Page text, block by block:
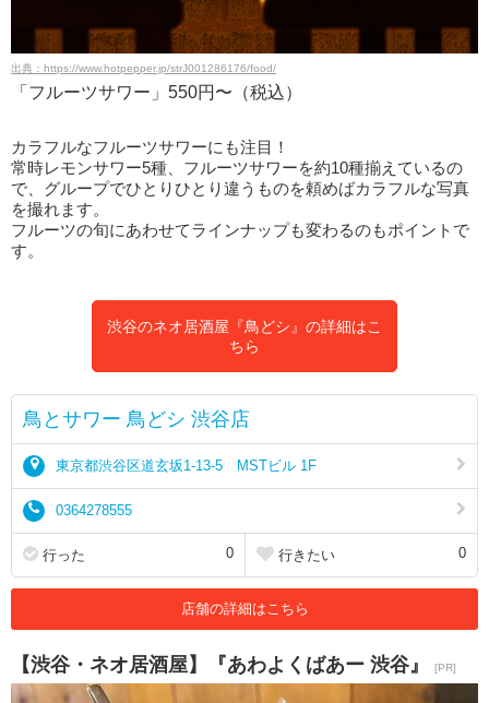
出典：https://www.hotpepper.jp/strJ001286176/food/
「フルーツサワー」550円〜（税込）
カラフルなフルーツサワーにも注目！
常時レモンサワー5種、フルーツサワーを約10種揃えているの
で、グループでひとりひとり違うものを頼めばカラフルな写真
を撮れます。
フルーツの旬にあわせてラインナップも変わるのもポイントで
す。
渋谷のネオ居酒屋『鳥どシ』の詳細はこ
ちら
鳥とサワー 鳥どシ 渋谷店
東京都渋谷区道玄坂1-13-5 MSTビル 1F
0364278555
行った 0 行きたい 0
店舗の詳細はこちら
【渋谷・ネオ居酒屋】『あわよくばあー 渋谷』 [PR]